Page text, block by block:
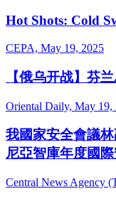
Hot Shots: Cold
CEPA, May 19, 2025
【俄乌开战】芬
Oriental Daily, May 19,
我國家安全會議
尼亞智庫年度國
Central News Agency